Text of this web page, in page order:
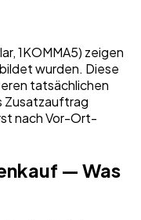
1KOMMA5) zeigen
wurden. Diese
tatsächlichen
Zusatzauftrag
nach Vor-Ort-
— Was